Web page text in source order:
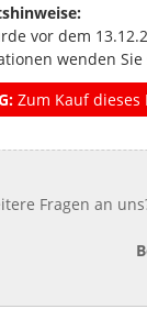
vor dem
wenden
Zum Kauf
Fragen an